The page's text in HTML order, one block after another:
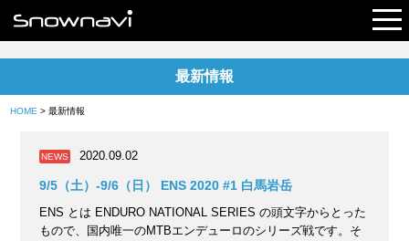
最新情報
HOME > 最新情報
NEWS 2020.09.02
9/5（土）-9/6（日） ENS 2020 #1 白馬岩岳
ENS とは ENDURO NATIONAL SERIES の頭文字からとった
もので、国内唯一のMTBエンデューロのシリーズ戦です。そ